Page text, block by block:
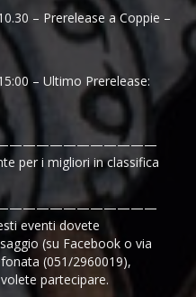
– Prerelease a Coppie –
– Ultimo Prerelease:
per i migliori in classifica
eventi dovete
(su Facebook o via
(051/2960019),
partecipare.